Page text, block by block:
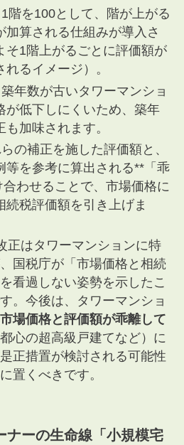
1階を100として、階が上がる
加算される仕組みが導入さ
そ1階上がるごとに評価額が
るイメージ）。
築年数が古いタワーマンショ
が低下しにくいため、築年
加味されます。
の補正を施した評価額と、
等を参考に算出される**「乖
わせることで、市場価格に
続税評価額を引き上げま
正はタワーマンションに特
国税庁が「市場価格と相続
看過しない姿勢を示したこ
。今後は、タワーマンショ
場価格と評価額が乖離して
心の超高級戸建てなど）に
正措置が検討される可能性
置くべきです。
ナーの生命線「小規模宅